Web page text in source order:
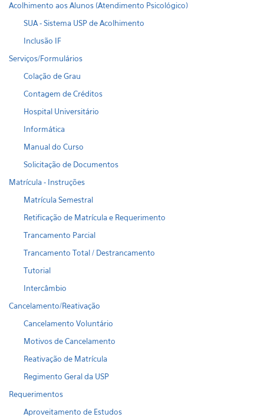
Acolhimento aos Alunos (Atendimento Psicológico)
SUA - Sistema USP de Acolhimento
Inclusão IF
Serviços/Formulários
Colação de Grau
Contagem de Créditos
Hospital Universitário
Informática
Manual do Curso
Solicitação de Documentos
Matrícula - Instruções
Matrícula Semestral
Retificação de Matrícula e Requerimento
Trancamento Parcial
Trancamento Total / Destrancamento
Tutorial
Intercâmbio
Cancelamento/Reativação
Cancelamento Voluntário
Motivos de Cancelamento
Reativação de Matrícula
Regimento Geral da USP
Requerimentos
Aproveitamento de Estudos